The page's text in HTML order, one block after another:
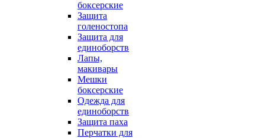
боксерские
Защита
голеностопа
Защита для
единоборств
Лапы,
макивары
Мешки
боксерские
Одежда для
единоборств
Защита паха
Перчатки для